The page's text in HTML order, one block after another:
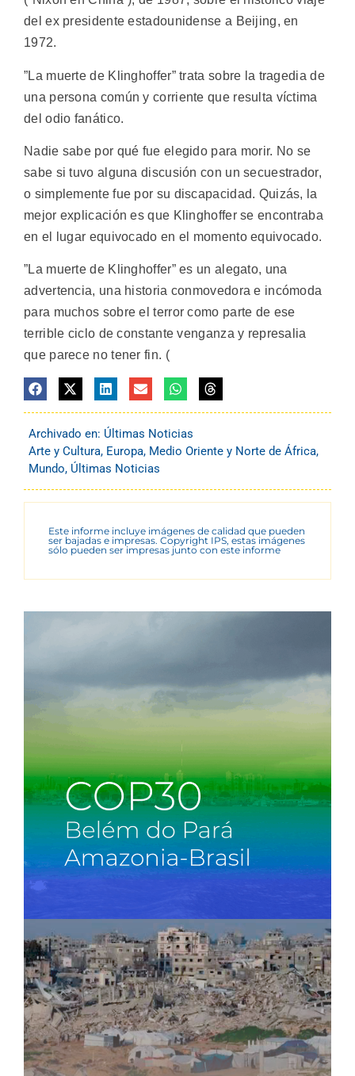
del ex presidente estadounidense a Beijing, en
1972.
”La muerte de Klinghoffer” trata sobre la tragedia de
una persona común y corriente que resulta víctima
del odio fanático.
Nadie sabe por qué fue elegido para morir. No se
sabe si tuvo alguna discusión con un secuestrador,
o simplemente fue por su discapacidad. Quizás, la
mejor explicación es que Klinghoffer se encontraba
en el lugar equivocado en el momento equivocado.
”La muerte de Klinghoffer” es un alegato, una
advertencia, una historia conmovedora e incómoda
para muchos sobre el terror como parte de ese
terrible ciclo de constante venganza y represalia
que parece no tener fin. (
Archivado en: Últimas Noticias
Arte y Cultura, Europa, Medio Oriente y Norte de África,
Mundo, Últimas Noticias
Este informe incluye imágenes de calidad que pueden
ser bajadas e impresas. Copyright IPS, estas imágenes
sólo pueden ser impresas junto con este informe